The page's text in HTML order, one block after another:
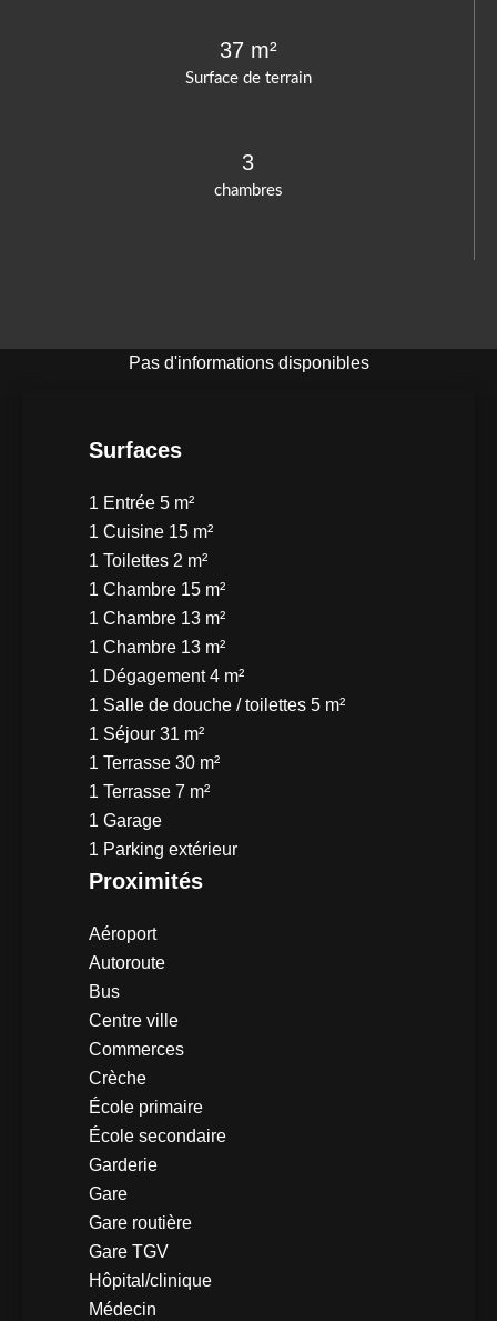
Surface de terrain
37 m²
chambres
3
Pas d'informations disponibles
Surfaces
1 Entrée 5 m²
1 Cuisine 15 m²
1 Toilettes 2 m²
1 Chambre 15 m²
1 Chambre 13 m²
1 Chambre 13 m²
1 Dégagement4 m²
1 Salle de douche / toilettes 5 m²
1 Séjour 31 m²
1 Terrasse 30 m²
1 Terrasse 7 m²
1 Garage
1 Parking extérieur
Proximités
Aéroport
Autoroute
Bus
Centre ville
Commerces
Crèche
École primaire
École secondaire
Garderie
Gare
Gare routière
Gare TGV
Hôpital/clinique
Médecin